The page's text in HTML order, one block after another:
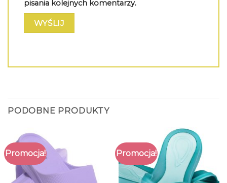
pisania kolejnych komentarzy.
PODOBNE PRODUKTY
Promocja! Promocja!